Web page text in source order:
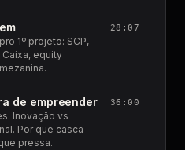
1º projeto: SCP,
equity
28:07
de empreender
Inovação vs
Por que casca
pressa.
36:00